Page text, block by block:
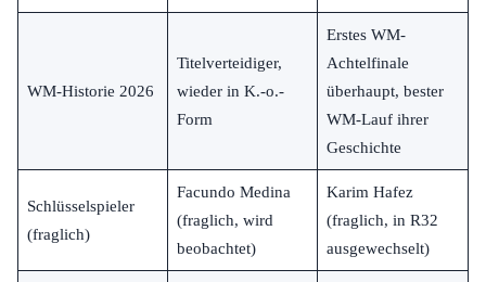
WM-Historie 2026
Titelverteidiger,
wieder in K.-o.-
Form
Erstes WM-
Achtelfinale
überhaupt, bester
WM-Lauf ihrer
Geschichte
Schlüsselspieler
(fraglich)
Facundo Medina
(fraglich, wird
beobachtet)
Karim Hafez
(fraglich, in R32
ausgewechselt)